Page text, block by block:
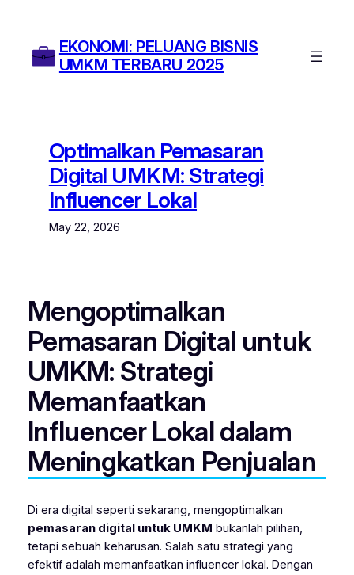
content
EKONOMI: PELUANG BISNIS
UMKM TERBARU 2025
Optimalkan Pemasaran
Digital UMKM: Strategi
Influencer Lokal
May 22, 2026
Mengoptimalkan
Pemasaran Digital untuk
UMKM: Strategi
Memanfaatkan
Influencer Lokal dalam
Meningkatkan Penjualan
Di era digital seperti sekarang, mengoptimalkan
pemasaran digital untuk UMKM bukanlah pilihan,
tetapi sebuah keharusan. Salah satu strategi yang
efektif adalah memanfaatkan influencer lokal. Dengan